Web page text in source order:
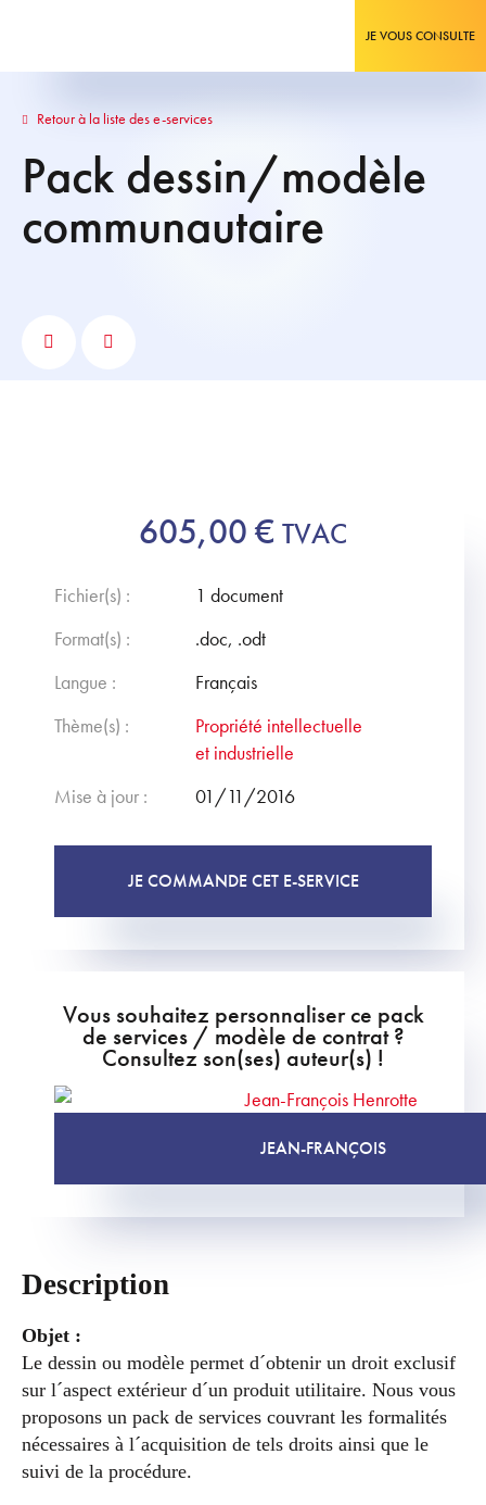
JE VOUS CONSULTE
Retour à la liste des e-services
Pack dessin/modèle
communautaire
605,00€ TVAC
Fichier(s) :
1 document
Format(s) :
.doc, .odt
Langue :
Français
Thème(s) :
Propriété intellectuelle
et industrielle
Mise à jour :
01/11/2016
JE COMMANDE CET E-SERVICE
Vous souhaitez personnaliser ce pack
de services / modèle de contrat ?
Consultez son(ses) auteur(s) !
JEAN-FRANÇOIS
Description
Objet :
Le dessin ou modèle permet d´obtenir un droit exclusif
sur l´aspect extérieur d´un produit utilitaire. Nous vous
proposons un pack de services couvrant les formalités
nécessaires à l´acquisition de tels droits ainsi que le
suivi de la procédure.